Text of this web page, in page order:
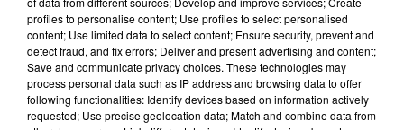
NICKI MINAJ ET FLO
RIDA
Where Them Girls At
Comme Caroline
ZAGATA
Take Me Away
10h31
10h31 10h28
10h28 10h19
10h19
profiles to personalise content; Use profiles to select personalised
content; Use limited data to select content; Ensure security, prevent and
detect fraud, and fix errors; Deliver and present advertising and content;
Save and communicate privacy choices. These technologies may
process personal data such as IP address and browsing data to offer
following functionalities: Identify devices based on information actively
requested; Use precise geolocation data; Match and combine data from